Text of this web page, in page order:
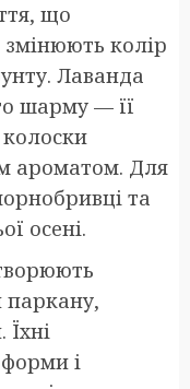
що
колір
Лаванда
шарму — її
колоски
ароматом. Для
та
осені.
і